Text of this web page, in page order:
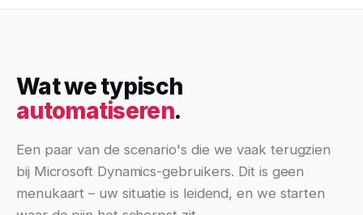
Wat we typisch
automatiseren.
Een paar van de scenario's die we vaak terugzien
bij Microsoft Dynamics-gebruikers. Dit is geen
menukaart – uw situatie is leidend, en we starten